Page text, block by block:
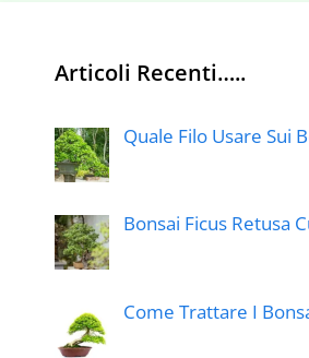
Articoli Recenti…..
Quale Filo Usare Sui
Bonsai Ficus Retusa
Come Trattare I